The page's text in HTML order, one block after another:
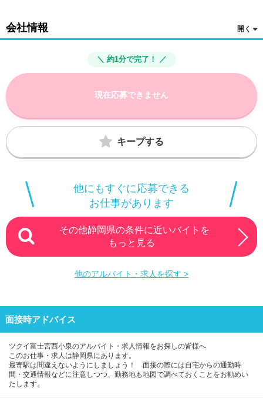
会社情報
＼ 約1分で完了！ ／
現在応募できません
キープする
他にもすぐに応募できる
お仕事があります
その他静岡県の条件に近いバイトを
もっと見る
他のアルバイト・求人を探す >
面接時アドバイス
ツクイ富士宮西小泉のアルバイト・求人情報をお探しの皆様へ
このお仕事・求人は静岡県にあります。
最寄駅は間違えないようにしましょう！ 面接の際には自宅からの通勤時
間・交通情報などに注意しつつ、勤務地も地図で調べておくことをお勧めい
たします。